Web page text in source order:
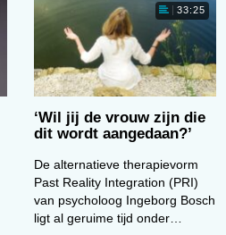
33:25
‘Wil jij de vrouw zijn die
dit wordt aangedaan?’
De alternatieve therapievorm
Past Reality Integration (PRI)
van psycholoog Ingeborg Bosch
ligt al geruime tijd onder…